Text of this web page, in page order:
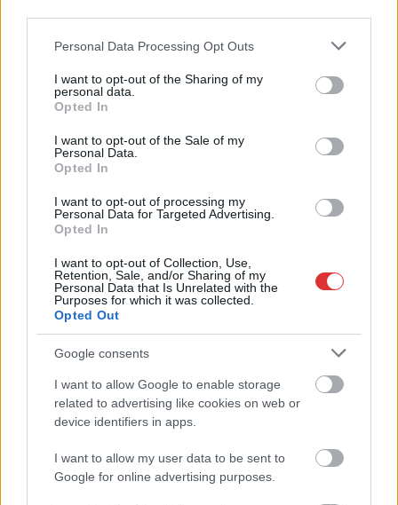
Please note that this website/app uses one or more Google
not limited to your visit or usage behaviour. You may click to
grant or deny consent to Google and its third-party tags to
use your data for below specified purposes in below Google
consent section.
Personal Data Processing Opt Outs
I want to opt-out of the Sharing of my
personal data.
Opted In
I want to opt-out of the Sale of my
Personal Data.
Opted In
I want to opt-out of processing my
Personal Data for Targeted Advertising.
Opted In
I want to opt-out of Collection, Use,
Retention, Sale, and/or Sharing of my
Personal Data that Is Unrelated with the
Purposes for which it was collected.
Opted Out
Google consents
I want to allow Google to enable storage
related to advertising like cookies on web or
device identifiers in apps.
I want to allow my user data to be sent to
Google for online advertising purposes.
Hírlevél feliratkozás
Adja meg keresztnevét:
Adja
meg e-mail címét:
Megismertem és elfogadom aGDPR-szabályzat
Nem szeretne lemaradni semmiről? Csak egy kattintás, és hírlevelünk a